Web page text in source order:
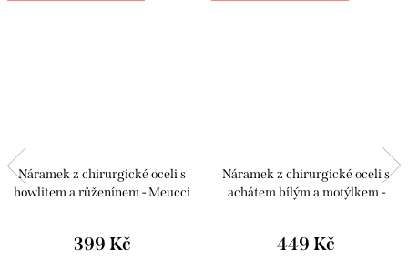
Náramek z chirurgické oceli s
howlitem a růženínem - Meucci
399 Kč
Náramek z chirurgické oceli s
achátem bílým a motýlkem -
449 Kč